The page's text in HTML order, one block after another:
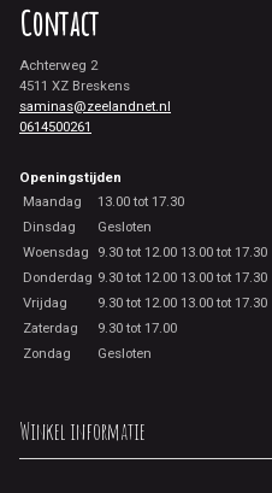
Contact
Achterweg 2
4511 XZ Breskens
saminas@zeelandnet.nl
0614500261
Openingstijden
Maandag
13.00 tot 17.30
Dinsdag
Gesloten
Woensdag
9.30 tot 12.00 13.00 tot 17.30
Donderdag 9.30 tot 12.00 13.00 tot 17.30
Vrijdag
9.30 tot 12.00 13.00 tot 17.30
Zaterdag
9.30 tot 17.00
Zondag
Gesloten
Winkel informatie